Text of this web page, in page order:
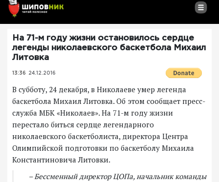
На 71-м году жизни остановилось сердце
легенды николаевского баскетбола Михаил
Литовка
13:36 24.12.2016
В субботу, 24 декабря, в Николаеве умер легенда
баскетбола Михаил Литовка. Об этом сообщает пресс-
служба МБК «Николаев». На 71-м году жизни
перестало биться сердце легендарного
николаевского баскетболиста, директора Центра
Олимпийской подготовки по баскетболу Михаила
Константиновича Литовки.
– Бессменный директор ЦОПа, начальник команды